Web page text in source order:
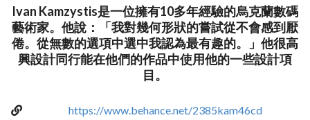
Ivan Kamzystis是一位擁有10多年經驗的烏克蘭數碼
藝術家。他說：「我對幾何形狀的嘗試從不會感到厭
倦。從無數的選項中選中我認為最有趣的。」他很高
興設計同行能在他們的作品中使用他的一些設計項
目。
https://www.behance.net/2385kam46cd